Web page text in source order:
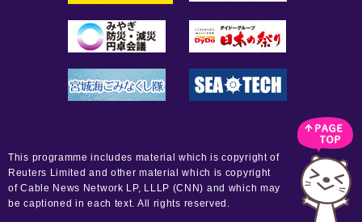
This programme includes material which is copyright of
Reuters Limited and other material which is copyright
of Cable News Network LP, LLLP (CNN) and which may
be captioned in each text. All rights reserved.